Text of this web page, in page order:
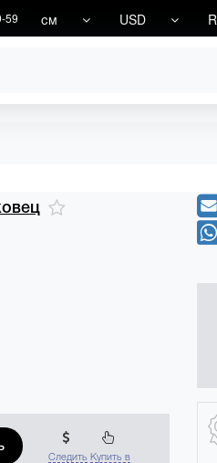
59 см USD
Следить Купить в